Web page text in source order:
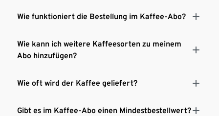
Wie funktioniert die Bestellung im Kaffee-Abo?
Wie kann ich weitere Kaffeesorten zu meinem
Abo hinzufügen?
Wie oft wird der Kaffee geliefert?
Gibt es im Kaffee-Abo einen Mindestbestellwert?